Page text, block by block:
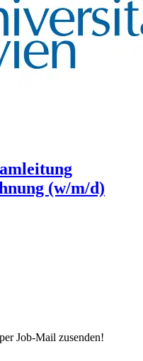
(w/m/d)
Job-Mail zusenden!